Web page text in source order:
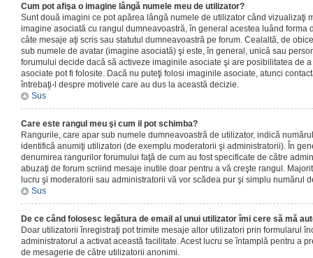
Cum pot afişa o imagine lângă numele meu de utilizator?
Sunt două imagini ce pot apărea lângă numele de utilizator când vizualizaţi
imagine asociată cu rangul dumneavoastră, în general acestea luând forma
câte mesaje aţi scris sau statutul dumneavoastră pe forum. Cealaltă, de
sub numele de avatar (imagine asociată) şi este, în general, unică sau
forumului decide dacă să activeze imaginile asociate şi are posibilitatea de
asociate pot fi folosite. Dacă nu puteţi folosi imaginile asociate, atunci
întrebaţi-l despre motivele care au dus la această decizie.
Sus
Care este rangul meu şi cum il pot schimba?
Rangurile, care apar sub numele dumneavoastră de utilizator, indică
identifică anumiţi utilizatori (de exemplu moderatorii şi administratorii). În
denumirea rangurilor forumului faţă de cum au fost specificate de către
abuzaţi de forum scriind mesaje inutile doar pentru a vă creşte rangul.
lucru şi moderatorii sau administratorii vă vor scădea pur şi simplu numărul
Sus
De ce când folosesc legătura de email al unui utilizator îmi cere să mă
Doar utilizatorii înregistraţi pot trimite mesaje altor utilizatori prin formularul
administratorul a activat această facilitate. Acest lucru se întamplă pentru a
de mesagerie de către utilizatorii anonimi.